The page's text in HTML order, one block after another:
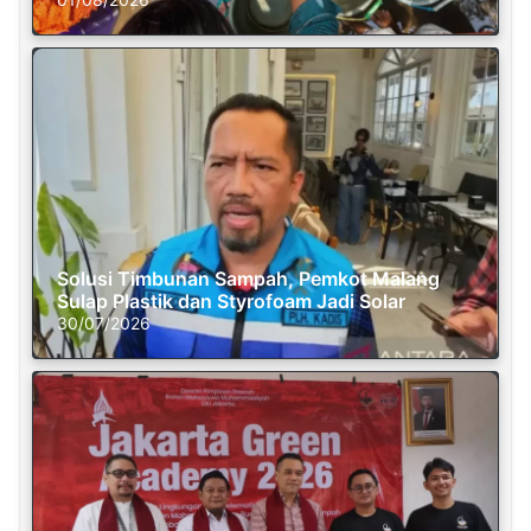
Solusi Timbunan Sampah, Pemkot Malang
Sulap Plastik dan Styrofoam Jadi Solar
30/07/2026